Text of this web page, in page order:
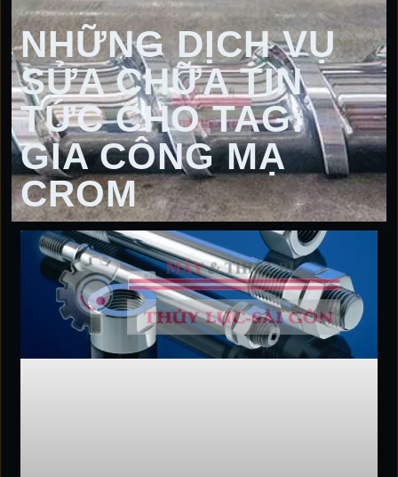
NHỮNG DỊCH VỤ
SỬA CHỮA TIN
TỨC CHO TAG:
GIA CÔNG MẠ
CROM